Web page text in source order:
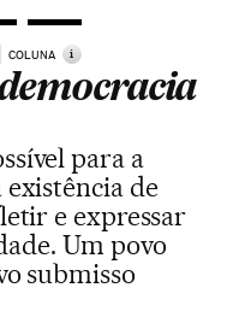
COLUNA i
para a
existência de
e expressar
Um povo
submisso